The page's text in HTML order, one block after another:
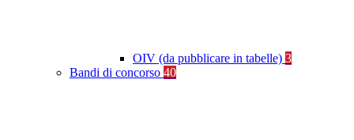
OIV (da pubblicare in tabelle) 3
Bandi di concorso 40